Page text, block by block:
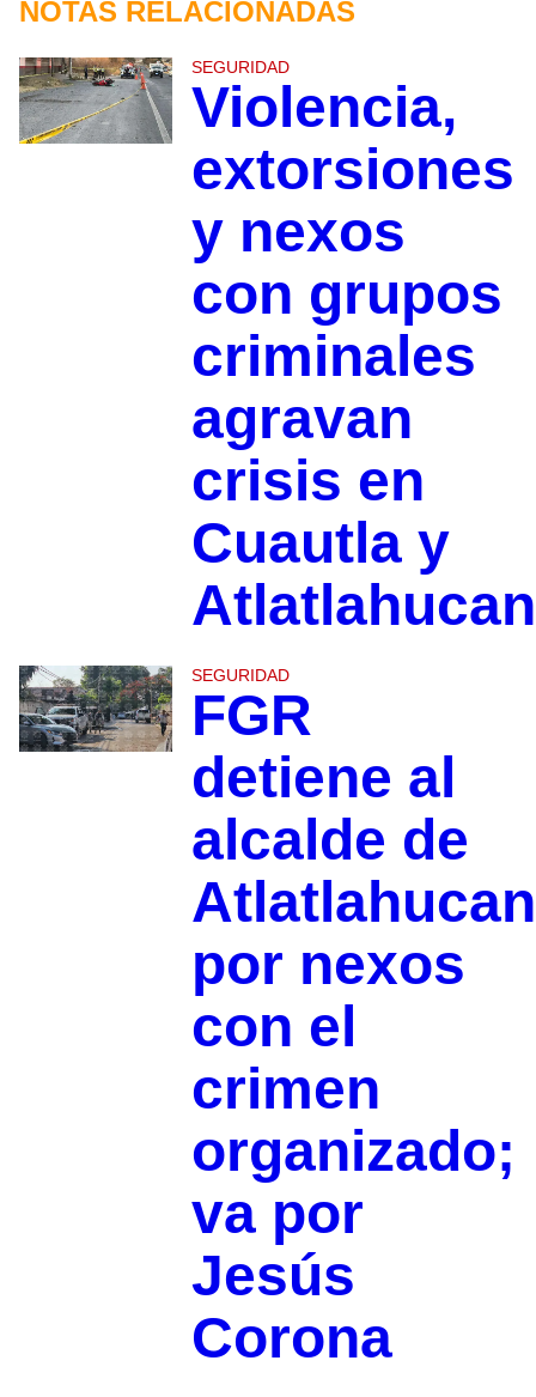
NOTAS RELACIONADAS
SEGURIDAD
Violencia,
extorsiones
y nexos
con grupos
criminales
agravan
crisis en
Cuautla y
Atlatlahucan
SEGURIDAD
FGR
detiene al
alcalde de
Atlatlahucan
por nexos
con el
crimen
organizado;
va por
Jesús
Corona